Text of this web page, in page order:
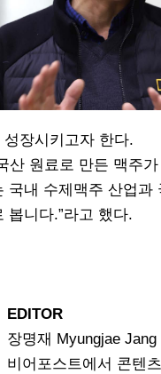
장시키고자 한다.
산 원료로 만든 맥주
국내 수제맥주 산업
봅니다.”라고 했다.
EDITOR
장명재 Myungjae Jang
비어포스트에서 콘텐